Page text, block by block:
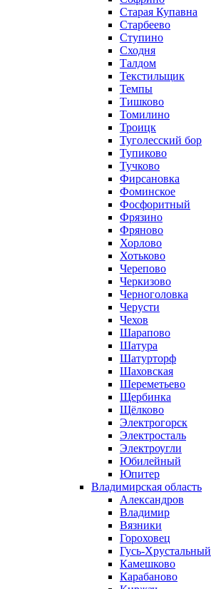
Старая Купавна
Старбеево
Ступино
Сходня
Талдом
Текстильщик
Темпы
Тишково
Томилино
Троицк
Туголесский бор
Тупиково
Тучково
Фирсановка
Фоминское
Фосфоритный
Фрязино
Фряново
Хорлово
Хотьково
Черепово
Черкизово
Черноголовка
Черусти
Чехов
Шарапово
Шатура
Шатурторф
Шаховская
Шереметьево
Щербинка
Щёлково
Электрогорск
Электросталь
Электроугли
Юбилейный
Юпитер
Владимирская область
Александров
Владимир
Вязники
Гороховец
Гусь-Хрустальный
Камешково
Карабаново